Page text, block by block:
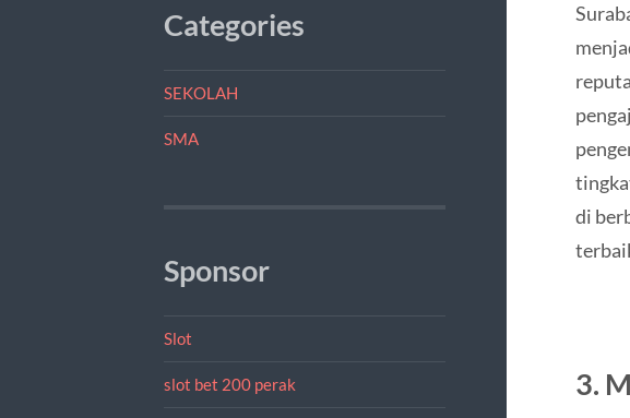
Categories
SEKOLAH
SMA
Sponsor
Slot
slot bet 200 perak
di
3.